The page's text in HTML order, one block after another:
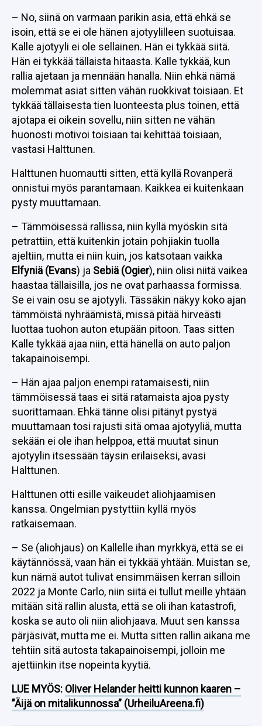
– No, siinä on varmaan parikin asia, että ehkä se
isoin, että se ei ole hänen ajotyylilleen suotuisaa.
Kalle ajotyyli ei ole sellainen. Hän ei tykkää siitä.
Hän ei tykkää tällaista hitaasta. Kalle tykkää, kun
rallia ajetaan ja mennään hanalla. Niin ehkä nämä
molemmat asiat sitten vähän ruokkivat toisiaan. Et
tykkää tällaisesta tien luonteesta plus toinen, että
ajotapa ei oikein sovellu, niin sitten ne vähän
huonosti motivoi toisiaan tai kehittää toisiaan,
vastasi Halttunen.
Halttunen huomautti sitten, että kyllä Rovanperä
onnistui myös parantamaan. Kaikkea ei kuitenkaan
pysty muuttamaan.
– Tämmöisessä rallissa, niin kyllä myöskin sitä
petrattiin, että kuitenkin jotain pohjiakin tuolla
ajeltiin, mutta ei niin kuin, jos katsotaan vaikka
Elfyniä (Evans) ja Sebiä (Ogier), niin olisi niitä vaikea
haastaa tällaisilla, jos ne ovat parhaassa formissa.
Se ei vain osu se ajotyyli. Tässäkin näkyy koko ajan
tämmöistä nyhräämistä, missä pitää hirveästi
luottaa tuohon auton etupään pitoon. Taas sitten
Kalle tykkää ajaa niin, että hänellä on auto paljon
takapainoisempi.
– Hän ajaa paljon enempi ratamaisesti, niin
tämmöisessä taas ei sitä ratamaista ajoa pysty
suorittamaan. Ehkä tänne olisi pitänyt pystyä
muuttamaan tosi rajusti sitä omaa ajotyyliä, mutta
sekään ei ole ihan helppoa, että muutat sinun
ajotyylin itsessään täysin erilaiseksi, avasi
Halttunen.
Halttunen otti esille vaikeudet aliohjaamisen
kanssa. Ongelmian pystyttiin kyllä myös
ratkaisemaan.
– Se (aliohjaus) on Kallelle ihan myrkkyä, että se ei
käytännössä, vaan hän ei tykkää yhtään. Muistan se,
kun nämä autot tulivat ensimmäisen kerran silloin
2022 ja Monte Carlo, niin siitä ei tullut meille yhtään
mitään sitä rallin alusta, että se oli ihan katastrofi,
koska se auto oli niin aliohjaava. Muut sen kanssa
pärjäsivät, mutta me ei. Mutta sitten rallin aikana me
tehtiin sitä autosta takapainoisempi, jolloin me
ajettiinkin itse nopeinta kyytiä.
LUE MYÖS: Oliver Helander heitti kunnon kaaren –
”Äijä on mitalikunnossa” (UrheiluAreena.fi)